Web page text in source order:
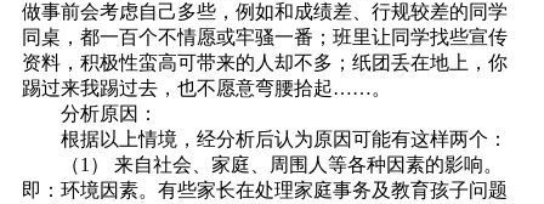
做事前会考虑自己多些，例如和成绩差、行规较差的同学
同桌，都一百个不情愿或牢骚一番；班里让同学找些宣传
资料，积极性蛮高可带来的人却不多；纸团丢在地上，你
踢过来我踢过去，也不愿意弯腰拾起……。
分析原因：
根据以上情境，经分析后认为原因可能有这样两个：
（1） 来自社会、家庭、周围人等各种因素的影响。
即：环境因素。有些家长在处理家庭事务及教育孩子问题